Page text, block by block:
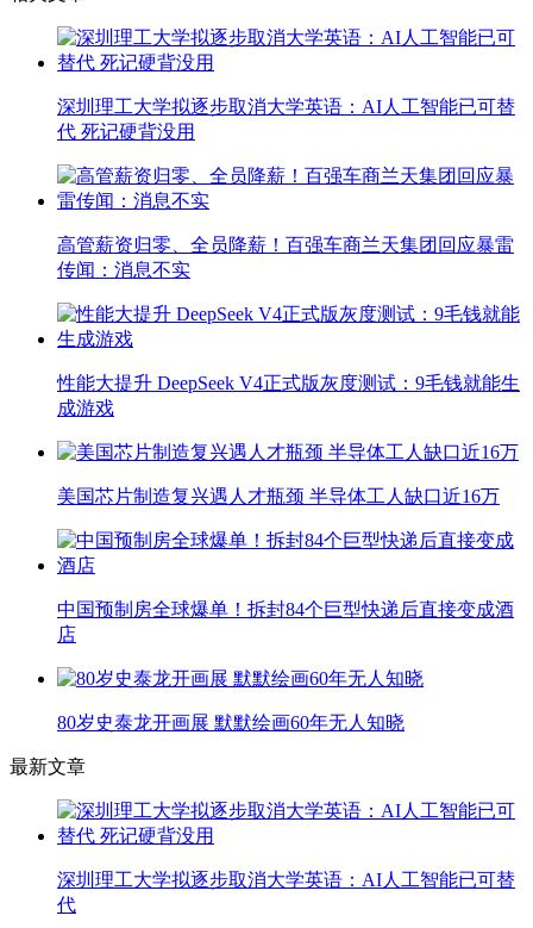
深圳理工大学拟逐步取消大学英语：AI人工智能已可替
代 死记硬背没用
高管薪资归零、全员降薪！百强车商兰天集团回应暴雷
传闻：消息不实
性能大提升 DeepSeek V4正式版灰度测试：9毛钱就能生
成游戏
美国芯片制造复兴遇人才瓶颈 半导体工人缺口近16万
中国预制房全球爆单！拆封84个巨型快递后直接变成酒
店
80岁史泰龙开画展 默默绘画60年无人知晓
最新文章
深圳理工大学拟逐步取消大学英语：AI人工智能已可替
代